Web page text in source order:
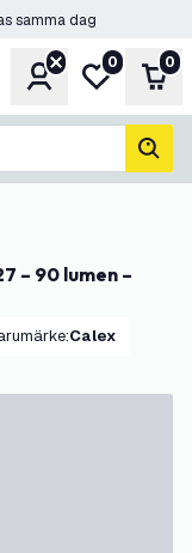
samma dag
KontoMin0 0
sök
: Calex